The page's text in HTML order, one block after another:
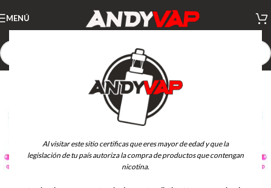
Al visitar este sitio certificas que eres mayor de edad y que la
legislación de tu país autoriza la compra de productos que contengan
nicotina.
MENÚ